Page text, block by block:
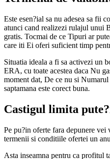
Este esen?ial sa nu adesea sa fii
atunci cand realizezi rulajul unui
gratis. Tocmai de ce Tipuri ar
care iti Ei oferi suficient timp
Situatia ideala a fi sa activezi un
ERA, cu toate acestea daca Nu
moment dat, De ce nu si
saptamana este corect buna.
Castigul limita
Pe pu?in oferte fara depunere vei
termenii si conditiile ofertei un
Asta inseamna pentru ca profitul